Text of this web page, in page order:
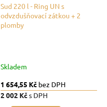
Sud 220 l - Ring UN s
odvzdušňovací zátkou + 2
plomby
Skladem
1 654,55 Kč bez DPH
2 002 Kčs DPH